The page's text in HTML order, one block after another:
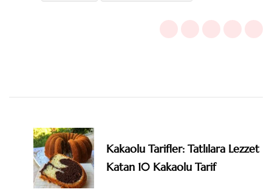
Navigation
Kakaolu Tarifler: Tatlılara Lezzet
Katan 10 Kakaolu Tarif